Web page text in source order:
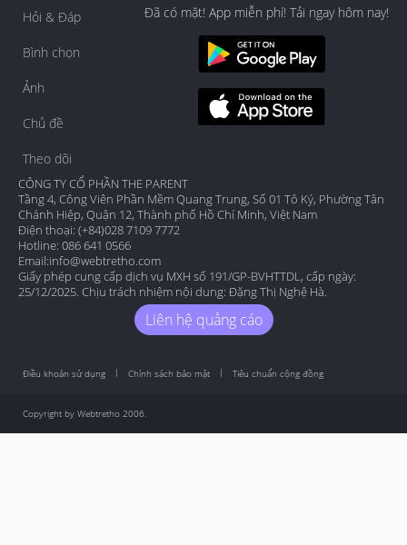
Hỏi & Đáp
Bình chọn
Ảnh
Chủ đề
Theo dõi
Đã có mặt! App miễn phí! Tải ngay hôm nay!
CÔNG TY CỔ PHẦN THE PARENT
Tầng 4, Công Viên Phần Mềm Quang Trung, Số 01 Tô Ký, Phường Tân
Chánh Hiệp, Quận 12, Thành phố Hồ Chí Minh, Việt Nam
Điện thoại: (+84)028 7109 7772
Hotline: 086 641 0566
Email:info@webtretho.com
Giấy phép cung cấp dịch vụ MXH số 191/GP-BVHTTDL, cấp ngày:
25/12/2025. Chịu trách nhiệm nội dung: Đặng Thị Nghệ Hà.
Liên hệ quảng cáo
Copyright by Webtretho 2006.
Điều khoản sử dụng Chính sách bảo mật Tiêu chuẩn cộng đồng